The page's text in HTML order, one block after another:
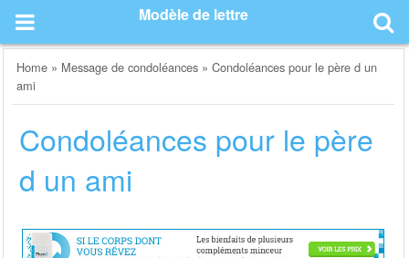
content
Modèle de lettre
Home » Message de condoléances »Condoléances pour le père d un
ami
Condoléances pour le père
d un ami